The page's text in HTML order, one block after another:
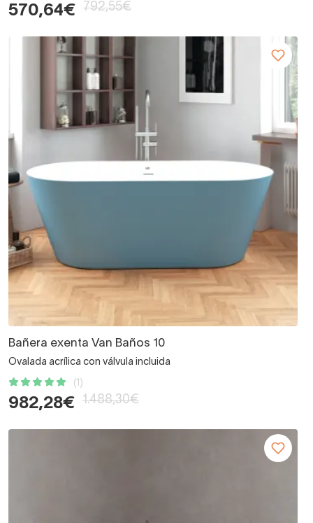
570,64€ 792,55€
Bañera exenta Van Baños 10
Ovalada acrílica con válvula incluida
(1)
982,28€ 1.488,30€